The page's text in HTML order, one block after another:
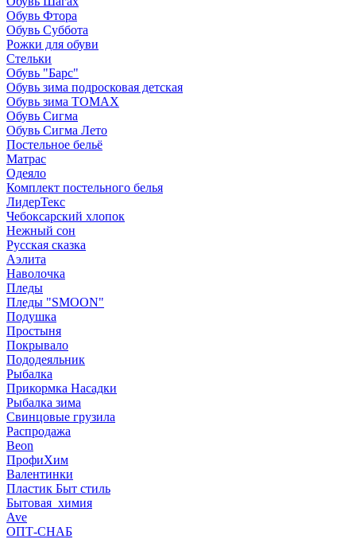
Обувь Фтора
Обувь Суббота
Рожки для обуви
Стельки
Обувь "Барс"
Обувь зима подросковая детская
Обувь зима ТОМАХ
Обувь Сигма
Обувь Сигма Лето
Постельное бельё
Матрас
Одеяло
Комплект постельного белья
ЛидерТекс
Чебоксарский хлопок
Нежный сон
Русская сказка
Аэлита
Наволочка
Пледы
Пледы "SMOON"
Подушка
Простыня
Покрывало
Пододеяльник
Рыбалка
Прикормка Насадки
Рыбалка зима
Свинцовые грузила
Распродажа
Beon
ПрофиХим
Валентинки
Пластик Быт стиль
Бытовая_химия
Ave
ОПТ-СНАБ